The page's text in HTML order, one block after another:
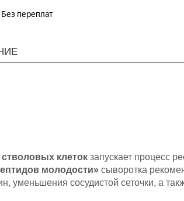
клеток запускает процесс
молодости» сыворотка
уменьшения сосудистой сеточки, а